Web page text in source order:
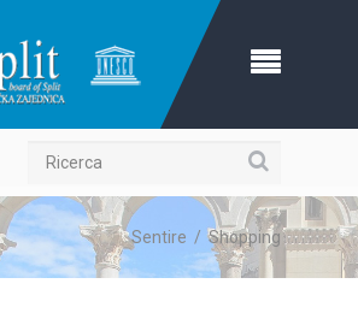
Ricerca
Sentire /Shopping